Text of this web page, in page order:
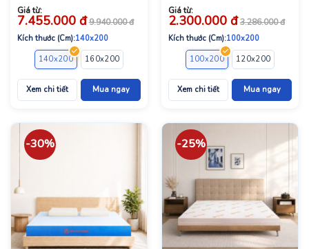
Giá từ:
7.455.000 đ 9.940.000đ
Kích thước (Cm):140x200
140x200
160x200
Xem chi tiết Mua ngay
Giá từ:
2.300.000 đ 3.286.000đ
Kích thước (Cm):100x200
100x200
120x200
Xem chi tiết Mua ngay
-30% -25%